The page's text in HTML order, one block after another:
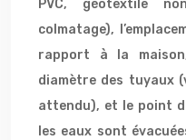
PVC, géotextile
colmatage),
rapport à la
diamètre des tuyaux
attendu), et le point
les eaux sont